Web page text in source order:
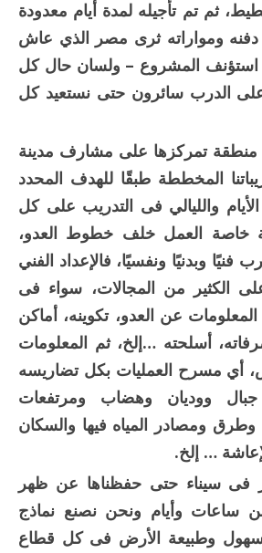
ثم تم تأجيله لمدة أيام معدودة
ومواراته ثرى مصر الذي عاش
المشروع – ولسان حال كل
الدرب سائرون حتى نستعيد كل
منطقة تمركزها على مشارف مدينة
المخططة طبقًا للهدف المحدد
والليالي فى التدريب على كل
خاصة العمل خلف خطوط العدو،
فنيًا وبدنيًا ونفسيًا، فالإعداد الفني
الكثير من المجالات، سواء فى
عن العدو، تكوينه، أماكن
أسلحته …إلخ، ثم المعلومات
أي مسرح العمليات بكل تضاريسه
ووديان وهضاب ومرتفعات
ومصادر المياه فيها والسكان
… إلخ.
فى سيناء حتى حفظناها عن ظهر
وأيام ونحن نصنع نماذج
وطبيعة الأرض فى كل قطاع